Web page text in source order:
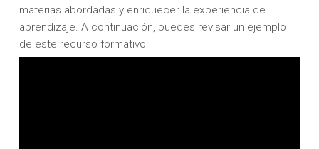
materias abordadas y enriquecer la experiencia de
aprendizaje. A continuación, puedes revisar un ejemplo
de este recurso formativo: